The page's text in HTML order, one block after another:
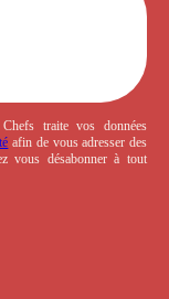
traite vos données
afin de vous adresser des
vous désabonner à tout